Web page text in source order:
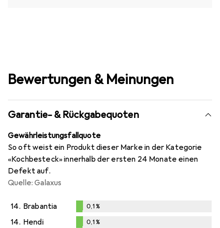
Bewertungen & Meinungen
Garantie- & Rückgabequoten
Gewährleistungsfallquote
So oft weist ein Produkt dieser Marke in der Kategorie
«Kochbesteck» innerhalb der ersten 24 Monate einen
Defekt auf.
Quelle: Galaxus
14. Brabantia
%
0,1%
14. Hendi 0,1%